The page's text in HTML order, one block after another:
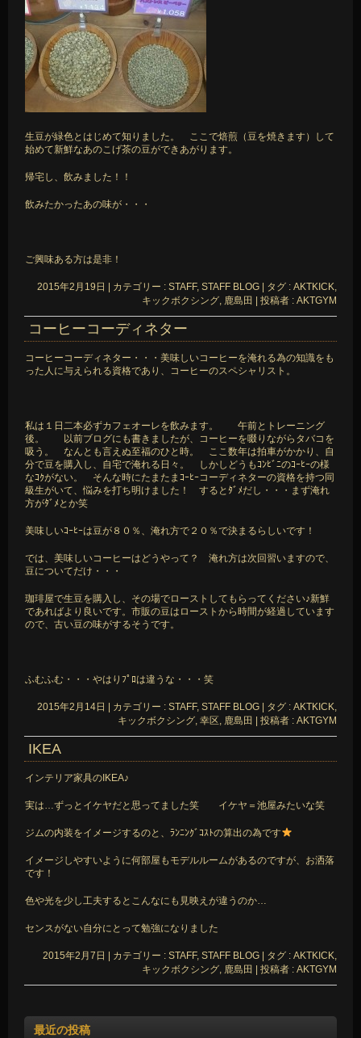
生豆が緑色とはじめて知りました。 ここで焙煎（豆を焼きます）して
始めて新鮮なあのこげ茶の豆ができあがります。
帰宅し、飲みました！！
飲みたかったあの味が・・・
ご興味ある方は是非！
2015年2月19日 カテゴリー : STAFF, STAFF BLOG タグ : AKTKICK,
キックボクシング, 鹿島田 投稿者 : AKTGYM
コーヒーコーディネター
コーヒーコーディネター・・・美味しいコーヒーを淹れる為の知識をも
った人に与えられる資格であり、コーヒーのスペシャリスト。
私は１日二本必ずカフェオーレを飲みます。 午前とトレーニング
後。 以前ブログにも書きましたが、コーヒーを啜りながらタバコを
吸う。 なんとも言えぬ至福のひと時。 ここ数年は拍車がかかり、自
分で豆を購入し、自宅で淹れる日々。 しかしどうもｺﾝﾋﾞﾆのｺｰﾋｰの様
なｺｸがない。 そんな時にたまたまｺｰﾋｰコーディネターの資格を持つ同
級生がいて、悩みを打ち明けました！ するとﾀﾞﾒだし・・・まず淹れ
方がﾀﾞﾒとか笑
美味しいｺｰﾋｰは豆が８０％、淹れ方で２０％で決まるらしいです！
では、美味しいコーヒーはどうやって？ 淹れ方は次回習いますので、
豆についてだけ・・・
珈琲屋で生豆を購入し、その場でローストしてもらってください♪新鮮
であればより良いです。市販の豆はローストから時間が経過しています
ので、古い豆の味がするそうです。
ふむふむ・・・やはりﾌﾟﾛは違うな・・・笑
2015年2月14日 | カテゴリー : STAFF, STAFF BLOG | タグ : AKTKICK,
キックボクシング, 幸区, 鹿島田 | 投稿者 : AKTGYM
IKEA
インテリア家具のIKEA♪
実は…ずっとイケヤだと思ってました笑 イケヤ＝池屋みたいな笑
ジムの内装をイメージするのと、ﾗﾝﾆﾝｸﾞｺｽﾄの算出の為です
イメージしやすいように何部屋もモデルルームがあるのですが、お洒落
です！
色や光を少し工夫するとこんなにも見映えが違うのか…
センスがない自分にとって勉強になりました
2015年2月7日 | カテゴリー : STAFF, STAFF BLOG | タグ : AKTKICK,
キックボクシング, 鹿島田 | 投稿者 : AKTGYM
最近の投稿